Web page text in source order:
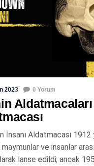
2023 0 Yorum
İnsanı Aldatmacası 1912
ve insanlar
lanse edildi; ancak